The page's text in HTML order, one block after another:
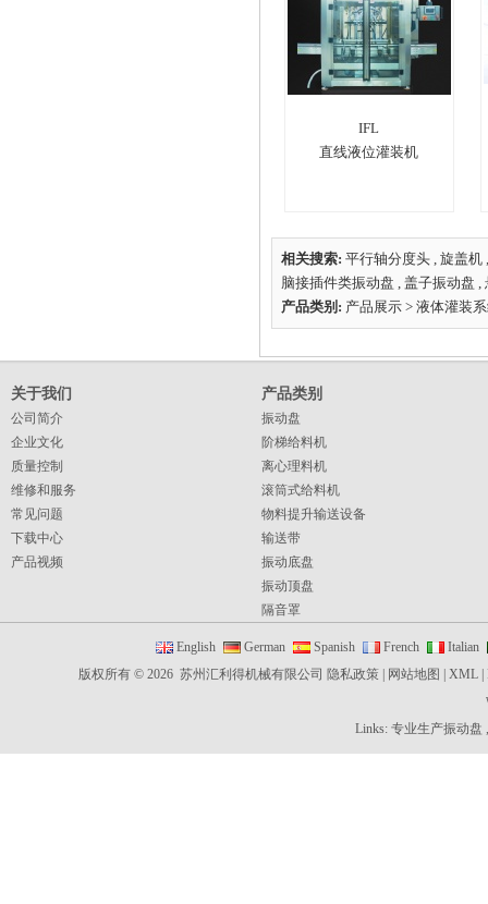
IFL
直线液位灌装机
相关搜索: 平行轴分度头 , 旋盖机
脑接插件类振动盘 , 盖子振动盘 ,
产品类别: 产品展示 > 液体灌装
关于我们
公司简介
企业文化
质量控制
维修和服务
常见问题
下载中心
产品视频
产品类别
振动盘
阶梯给料机
离心理料机
滚筒式给料机
物料提升输送设备
输送带
振动底盘
振动顶盘
隔音罩
控制器
直线送料器
间隔给料机
English German Spanish French
Italian
版权所有 © 2026 苏州汇利得机械有限公司 隐私政策 网站地图 |XML |
Links:专业生产振动盘